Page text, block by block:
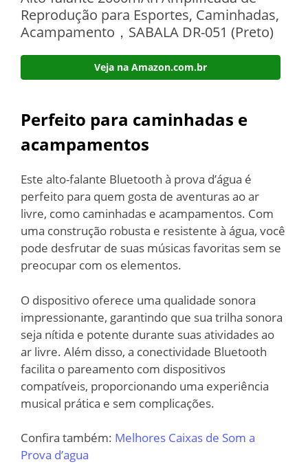
Reprodução para Esportes, Caminhadas,
Acampamento，SABALA DR-051 (Preto)
Veja na Amazon.com.br
Perfeito para caminhadas e
acampamentos
Este alto-falante Bluetooth à prova d’água é
perfeito para quem gosta de aventuras ao ar
livre, como caminhadas e acampamentos. Com
uma construção robusta e resistente à água, você
pode desfrutar de suas músicas favoritas sem se
preocupar com os elementos.
O dispositivo oferece uma qualidade sonora
impressionante, garantindo que sua trilha sonora
seja nítida e potente durante suas atividades ao
ar livre. Além disso, a conectividade Bluetooth
facilita o pareamento com dispositivos
compatíveis, proporcionando uma experiência
musical prática e sem complicações.
Confira também: Melhores Caixas de Som a
Prova d’agua